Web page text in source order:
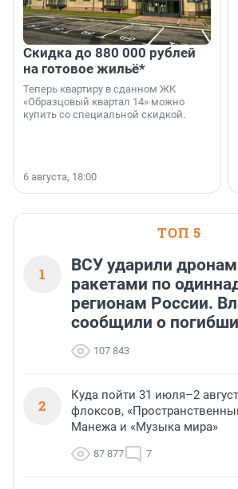
Скидка до 880 000 рублей
на готовое жильё*
Теперь квартиру в сданном ЖК
«Образцовый квартал 14» можно
купить со специальной скидкой.
6 августа, 18:00
ТОП 5
1
ВСУ ударили
ракетами по
регионам России.
сообщили о
107 843
2
Куда пойти 31 июля–2
флоксов,
Манежа и «Музыка мира»
87 877 7